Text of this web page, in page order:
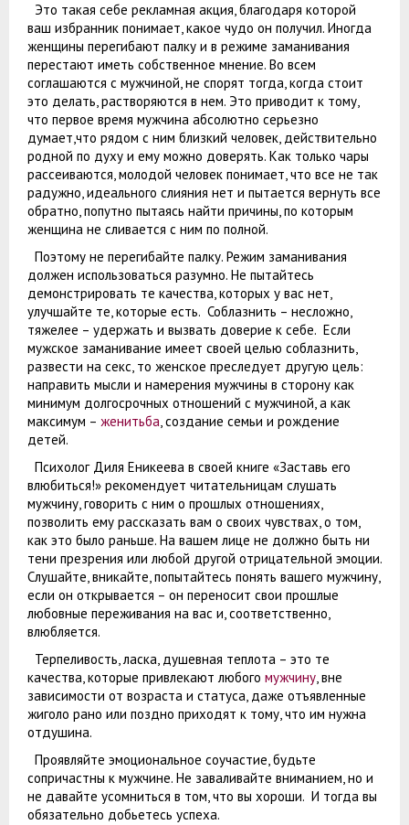
Это такая себе рекламная акция, благодаря которой
ваш избранник понимает, какое чудо он получил. Иногда
женщины перегибают палку и в режиме заманивания
перестают иметь собственное мнение. Во всем
соглашаются с мужчиной, не спорят тогда, когда стоит
это делать, растворяются в нем. Это приводит к тому,
что первое время мужчина абсолютно серьезно
думает,что рядом с ним близкий человек, действительно
родной по духу и ему можно доверять. Как только чары
рассеиваются, молодой человек понимает, что все не так
радужно, идеального слияния нет и пытается вернуть все
обратно, попутно пытаясь найти причины, по которым
женщина не сливается с ним по полной.
Поэтому не перегибайте палку. Режим заманивания
должен использоваться разумно. Не пытайтесь
демонстрировать те качества, которых у вас нет,
улучшайте те, которые есть. Соблазнить – несложно,
тяжелее – удержать и вызвать доверие к себе. Если
мужское заманивание имеет своей целью соблазнить,
развести на секс, то женское преследует другую цель:
направить мысли и намерения мужчины в сторону как
минимум долгосрочных отношений с мужчиной, а как
максимум – женитьба, создание семьи и рождение
детей.
Психолог Диля Еникеева в своей книге «Заставь его
влюбиться!» рекомендует читательницам слушать
мужчину, говорить с ним о прошлых отношениях,
позволить ему рассказать вам о своих чувствах, о том,
как это было раньше. На вашем лице не должно быть ни
тени презрения или любой другой отрицательной эмоции.
Слушайте, вникайте, попытайтесь понять вашего мужчину,
если он открывается – он переносит свои прошлые
любовные переживания на вас и, соответственно,
влюбляется.
Терпеливость, ласка, душевная теплота – это те
качества, которые привлекают любого мужчину, вне
зависимости от возраста и статуса, даже отъявленные
жиголо рано или поздно приходят к тому, что им нужна
отдушина.
Проявляйте эмоциональное соучастие, будьте
сопричастны к мужчине. Не заваливайте вниманием, но и
не давайте усомниться в том, что вы хороши. И тогда вы
обязательно добьетесь успеха.